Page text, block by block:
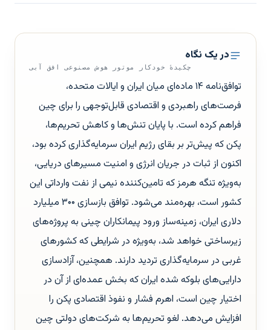
در یک نگاه
چکیدهٔ خودکار موتور هوش مصنوعی افق آبی
توافق‌نامه ۱۴ ماده‌ای میان ایران و ایالات متحده،
فرصت‌های راهبردی و اقتصادی قابل‌توجهی را برای چین
فراهم کرده است. با پایان تنش‌ها و کاهش تحریم‌ها،
پکن که پیش‌تر بر بقای رژیم ایران سرمایه‌گذاری کرده بود،
اکنون از ثبات در جریان انرژی و امنیت مسیرهای دریایی،
به‌ویژه تنگه هرمز که تامین‌کننده نیمی از نفت وارداتی این
کشور است، بهره‌مند می‌شود. توافق بازسازی ۳۰۰ میلیارد
دلاری ایران، زمینه‌ساز ورود پیمانکاران چینی به پروژه‌های
زیرساختی خواهد شد، به‌ویژه در شرایطی که کشورهای
غربی در سرمایه‌گذاری تردید دارند. همچنین، آزادسازی
دارایی‌های بلوکه شده ایران که بخش عمده‌ای از آن در
اختیار چین است، اهرم فشار و نفوذ اقتصادی پکن را
افزایش می‌دهد. لغو تحریم‌ها به شرکت‌های دولتی چین